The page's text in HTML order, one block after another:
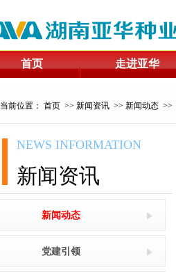
首页 走进亚华
当前位置： 首页 >> 新闻资讯 >> 新闻动态 >>
NEWS INFORMATION
新闻资讯
新闻动态
党建引领